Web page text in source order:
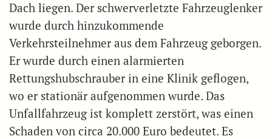
Dach liegen. Der schwerverletzte Fahrzeuglenker
wurde durch hinzukommende
Verkehrsteilnehmer aus dem Fahrzeug geborgen.
Er wurde durch einen alarmierten
Rettungshubschrauber in eine Klinik geflogen,
wo er stationär aufgenommen wurde. Das
Unfallfahrzeug ist komplett zerstört, was einen
Schaden von circa 20.000 Euro bedeutet. Es